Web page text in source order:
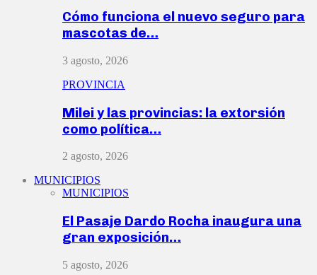
Cómo funciona el nuevo seguro para
mascotas de…
3 agosto, 2026
PROVINCIA
Milei y las provincias: la extorsión
como política…
2 agosto, 2026
MUNICIPIOS
MUNICIPIOS
El Pasaje Dardo Rocha inaugura una
gran exposición…
5 agosto, 2026